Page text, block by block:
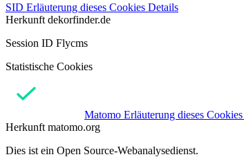
SID Erläuterung dieses Cookies Details
Herkunft dekorfinder.de
Session ID Flycms
Statistische Cookies
Matomo Erläuterung dieses Cookies
Herkunft matomo.org
Dies ist ein Open Source-Webanalysedienst.